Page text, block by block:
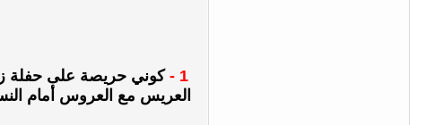
1 -
كوني حريصة على حفلة
العريس مع العروس أمام